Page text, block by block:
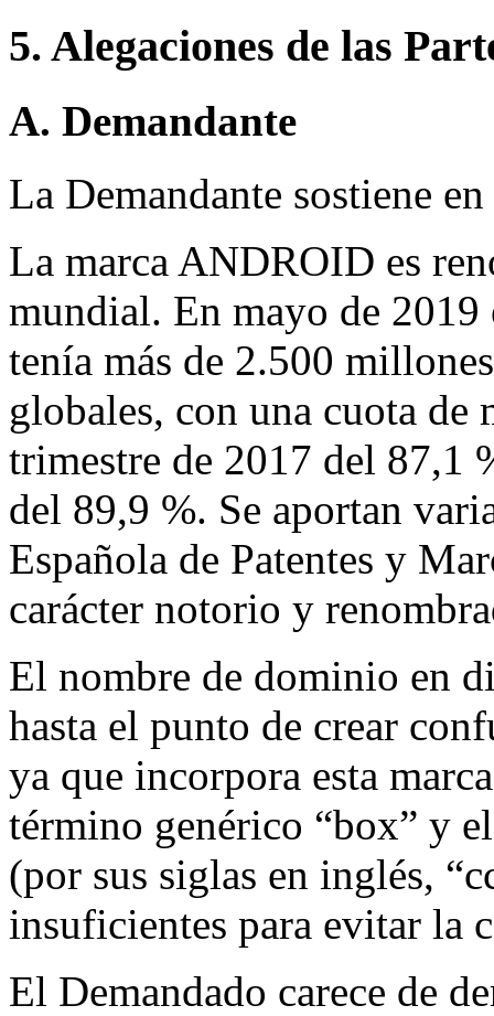
5. Alegaciones de las
A. Demandante
La Demandante sostiene
La marca ANDROID es
mundial. En mayo de
tenía más de 2.500
globales, con una cuota de
trimestre de 2017 del 87,1
del 89,9 %. Se aportan
Española de Patentes y
carácter notorio y
El nombre de dominio en
hasta el punto de crear
ya que incorpora esta
término genérico “box” y
(por sus siglas en inglés,
insuficientes para evitar la
El Demandado carece de